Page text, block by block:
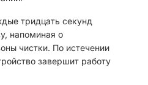
тридцать секунд
напоминая о
чистки. По истечении
завершит работу